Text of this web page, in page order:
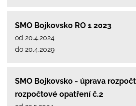
SMO Bojkovsko RO 1 2023
od 20.4.2024
do 20.4.2029
SMO Bojkovsko - úprava
rozpočtové opatření č.2